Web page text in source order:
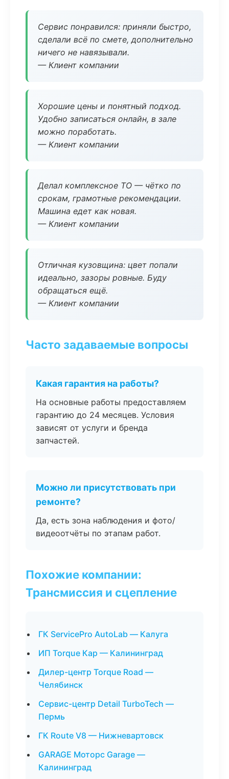
Сервис понравился: приняли быстро,
сделали всё по смете, дополнительно
ничего не навязывали.
— Клиент компании
Хорошие цены и понятный подход.
Удобно записаться онлайн, в зале
можно поработать.
— Клиент компании
Делал комплексное ТО — чётко по
срокам, грамотные рекомендации.
Машина едет как новая.
— Клиент компании
Отличная кузовщина: цвет попали
идеально, зазоры ровные. Буду
обращаться ещё.
— Клиент компании
Часто задаваемые вопросы
Какая гарантия на работы?
На основные работы предоставляем
гарантию до 24 месяцев. Условия
зависят от услуги и бренда
запчастей.
Можно ли присутствовать при
ремонте?
Да, есть зона наблюдения и фото/
видеоотчёты по этапам работ.
Похожие компании:
Трансмиссия и сцепление
ГК ServicePro AutoLab — Калуга
ИП Torque Кар — Калининград
Дилер-центр Torque Road —
Челябинск
Сервис-центр Detail TurboTech —
Пермь
ГК Route V8 — Нижневартовск
GARAGE Моторс Garage —
Калининград